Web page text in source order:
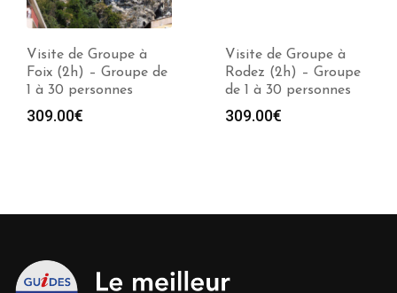
Visite de Groupe à
Foix (2h) – Groupe de
1 à 30 personnes
309.00€
Visite de Groupe à
Rodez (2h) – Groupe
de 1 à 30 personnes
309.00€